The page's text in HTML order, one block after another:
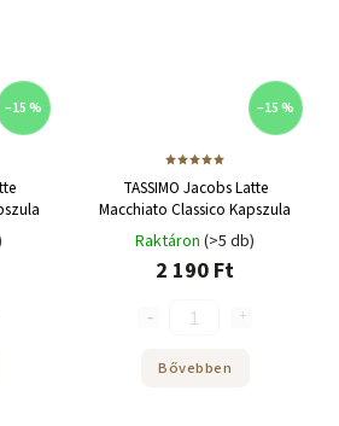
–15 % –15 %
TASSIMO Jacobs Latte
Macchiato Classico Kapszula
Raktáron (>5 db)
2 190 Ft
Bővebben